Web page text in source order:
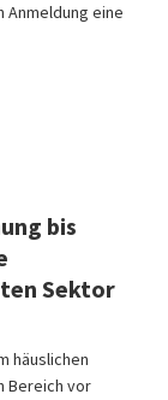
Anmeldung eine
bis
Sektor
häuslichen
Bereich vor